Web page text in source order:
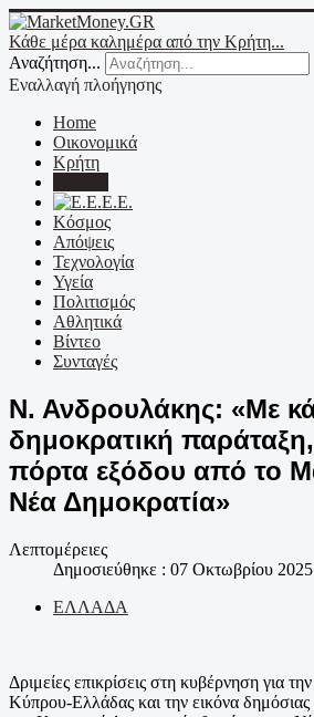
Κάθε μέρα καλημέρα από την Κρήτη...
Αναζήτηση...
Εναλλαγή πλοήγησης
Home
Οικονομικά
Κρήτη
Ε.Ε.
Κόσμος
Απόψεις
Τεχνολογία
Υγεία
Πολιτισμός
Αθλητικά
Βίντεο
Συνταγές
Ν. Ανδρουλάκης: «Με
δημοκρατική παράταξη,
πόρτα εξόδου από το
Νέα Δημοκρατία»
Λεπτομέρειες
Δημοσιεύθηκε : 07 Οκτωβρίου 2025
ΕΛΛΑΔΑ
Δριμείες επικρίσεις στη κυβέρνηση για
Κύπρου-Ελλάδας και την εικόνα δημόσιας